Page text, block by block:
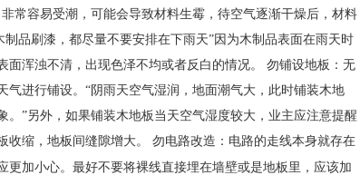
常容易受潮，可能会导致材料生霉，待空气逐渐干燥后，材料
品刷漆，都尽量不要安排在下雨天”因为木制品表面在雨天时
浑浊不清，出现色泽不均或者反白的情况。 勿铺设地板：无
进行铺设。“阴雨天空气湿润，地面潮气大，此时铺装木地
”另外，如果铺装木地板当天空气湿度较大，业主应注意提醒
缩，地板间缝隙增大。 勿电路改造：电路的走线本身就存在
更加小心。最好不要将裸线直接埋在墙壁或是地板里，应该加